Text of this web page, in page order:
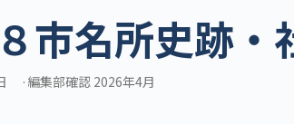
市名所史跡
編集部確認 2026年4月